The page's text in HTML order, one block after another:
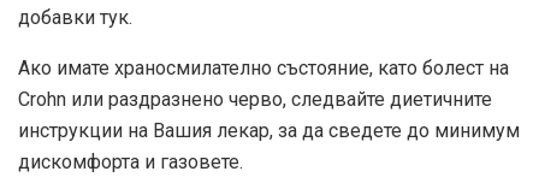
добавки тук.
Ако имате храносмилателно състояние, като болест на
Crohn или раздразнено черво, следвайте диетичните
инструкции на Вашия лекар, за да сведете до минимум
дискомфорта и газовете.